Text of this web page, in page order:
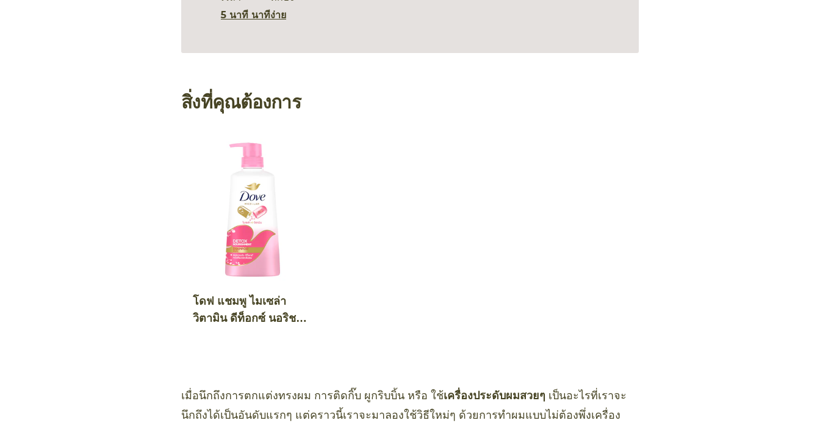
5 นาที นาทีง่าย
สิ่งที่คุณต้องการ
โดฟ แชมพู ไมเซล่า
วิตามิน ดีท็อกซ์ นอริช
เมื่อนึกถึงการตกแต่งทรงผม การติดกิ๊บ ผูกริบบิ้น หรือ ใช้เครื่องประดับผมสวยๆ เป็นอะไรที่เราจะ
นึกถึงได้เป็นอันดับแรกๆ แต่คราวนี้เราจะมาลองใช้วิธีใหม่ๆ ด้วยการทำผมแบบไม่ต้องพึ่งเครื่อง